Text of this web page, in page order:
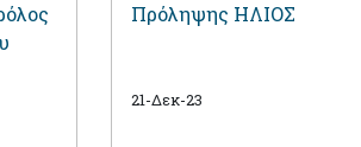
Πρόληψης ΗΛΙΟΣ
21-Δεκ-23